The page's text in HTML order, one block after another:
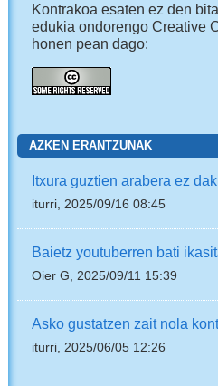
Kontrakoa esaten ez den
edukia ondorengo Creative
honen pean dago:
AZKEN ERANTZUNAK
Itxura guztien arabera ez
iturri, 2025/09/16 08:45
Baietz youtuberren bati
Oier G, 2025/09/11 15:39
Asko gustatzen zait nola
iturri, 2025/06/05 12:26